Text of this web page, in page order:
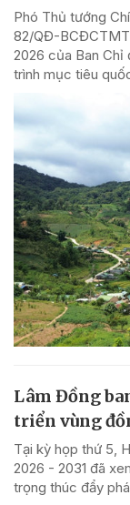
Phó Thủ tướng
82/QĐ-
2026 của Ban Chỉ
trình mục tiêu
Lâm Đồng
triển vùng
Tại kỳ họp thứ 5,
2026 - 2031 đã
trọng thúc đẩy